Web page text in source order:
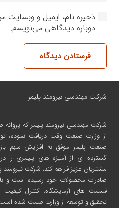
ذخیره نام، ایمیل و وبسایت
دوباره دیدگاهی می‌نویسم.
فرستادن دیدگاه
شرکت مهندسی نیرومند پلیمر
شرکت مهندسی نیرومند پلیمر
از وزارت صنعت وقت دریافت نموده،
صنعت پلیمر موفق به افزایش سهم
گسترده ای از آمیزه های پلیمری
مشتریان عزیز فراهم کند. شرکت
صادرات محصولات خود رسیده است و
قسمت های آزمایشگاه، کنترل
تحقیق و توسعه از وزارت صمت شده